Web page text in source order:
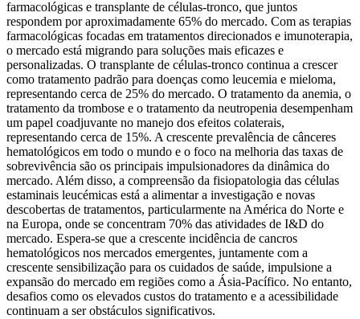
farmacológicas e transplante de células-tronco, que juntos
respondem por aproximadamente 65% do mercado. Com as terapias
farmacológicas focadas em tratamentos direcionados e imunoterapia,
o mercado está migrando para soluções mais eficazes e
personalizadas. O transplante de células-tronco continua a crescer
como tratamento padrão para doenças como leucemia e mieloma,
representando cerca de 25% do mercado. O tratamento da anemia, o
tratamento da trombose e o tratamento da neutropenia desempenham
um papel coadjuvante no manejo dos efeitos colaterais,
representando cerca de 15%. A crescente prevalência de cânceres
hematológicos em todo o mundo e o foco na melhoria das taxas de
sobrevivência são os principais impulsionadores da dinâmica do
mercado. Além disso, a compreensão da fisiopatologia das células
estaminais leucémicas está a alimentar a investigação e novas
descobertas de tratamentos, particularmente na América do Norte e
na Europa, onde se concentram 70% das atividades de I&D do
mercado. Espera-se que a crescente incidência de cancros
hematológicos nos mercados emergentes, juntamente com a
crescente sensibilização para os cuidados de saúde, impulsione a
expansão do mercado em regiões como a Ásia-Pacífico. No entanto,
desafios como os elevados custos do tratamento e a acessibilidade
continuam a ser obstáculos significativos.